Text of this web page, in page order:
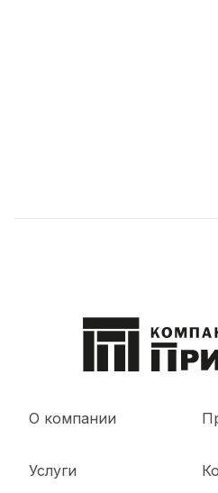
О компании
Услуги